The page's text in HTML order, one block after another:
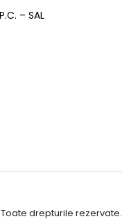
– SAL
drepturile rezervate.